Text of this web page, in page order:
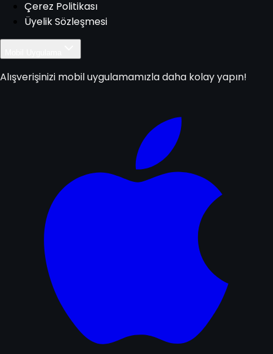
Çerez Politikası
Üyelik Sözleşmesi
Alışverişinizi mobil uygulamamızla daha kolay yapın!